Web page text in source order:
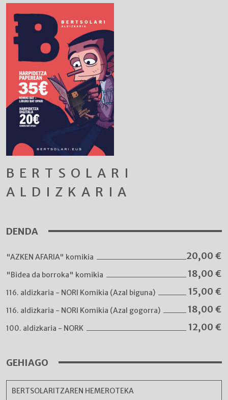
BERTSOLARI
ALDIZKARIA
DENDA
"AZKEN AFARIA" komikia 20,00 €
"Bidea da borroka" komikia 18,00 €
116. aldizkaria - NORI Komikia (Azal biguna) 15,00 €
116. aldizkaria - NORI Komikia (Azal gogorra) 18,00 €
100. aldizkaria - NORK 12,00 €
GEHIAGO
BERTSOLARITZAREN HEMEROTEKA